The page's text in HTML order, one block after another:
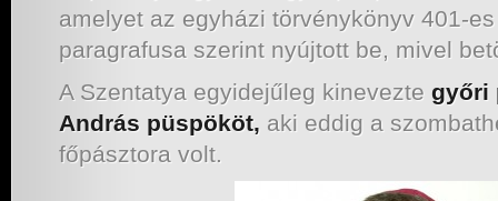
amelyet az egyházi törvénykönyv 401-
paragrafusa szerint nyújtott be, mivel
A Szentatya egyidejűleg kinevezte győri
András püspököt, aki eddig a
főpásztora volt.